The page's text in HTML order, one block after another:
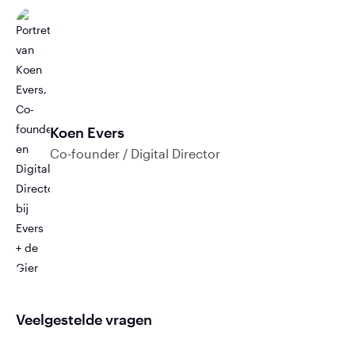
Koen Evers
Co-founder / Digital Director
Veelgestelde vragen